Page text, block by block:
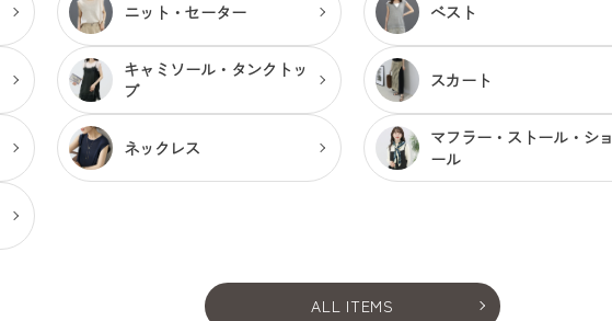
ニット・セーター ベスト
キャミソール・ タンクトッ
プ
スカート
ネックレス
マフラー・ストール・ショ
ール
ALL ITEMS